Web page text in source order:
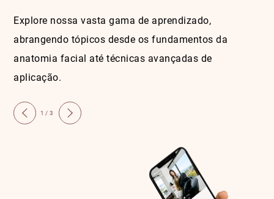
Explore nossa vasta gama de aprendizado,
abrangendo tópicos desde os fundamentos da
anatomia facial até técnicas avançadas de
aplicação.
1/3